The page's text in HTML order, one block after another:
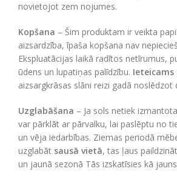
novietojot zem nojumes.
Kopšana – Šim produktam ir veikta
aizsardzība, īpaša kopšana nav
Ekspluatācijas laikā radītos netīrumus,
ūdens un lupatiņas palīdzību. Ieteicams
aizsargkrāsas slāni reizi gadā noslēdzot
Uzglabāšana – Ja sols netiek
var pārklāt ar pārvalku, lai paslēptu no
un vēja iedarbības. Ziemas periodā
uzglabāt sausā vietā, tas ļaus
un jaunā sezonā Tās izskatīsies kā